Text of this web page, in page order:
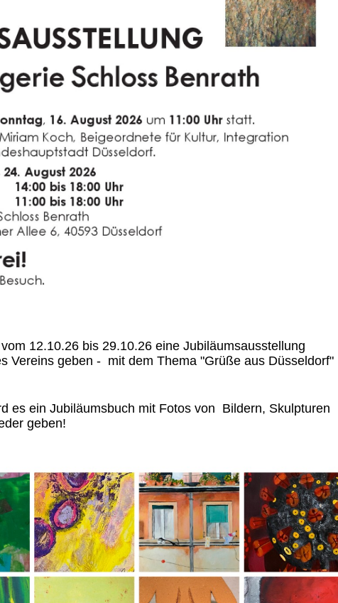
12.10.26 bis 29.10.26 eine Jubiläumsausstellung
Vereins geben - mit dem Thema "Grüße aus Düsseldorf"
es ein Jubiläumsbuch mit Fotos von Bildern, Skulpturen
geben!